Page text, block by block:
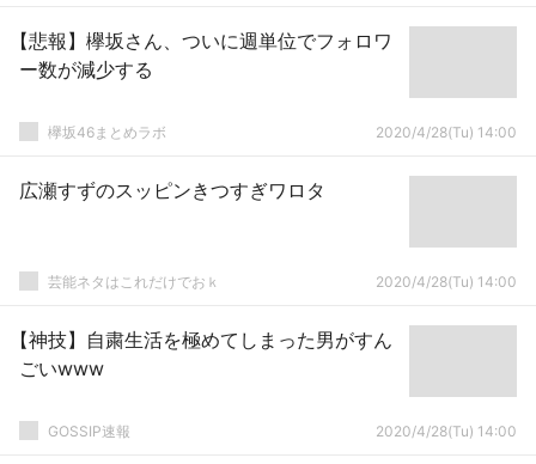
【悲報】欅坂さん、ついに週単位でフォロワ
ー数が減少する
欅坂46まとめラボ 2020/4/28(Tu) 14:00
広瀬すずのスッピンきつすぎワロタ
芸能ネタはこれだけでおｋ 2020/4/28(Tu) 14:00
【神技】自粛生活を極めてしまった男がすん
ごいwww
GOSSIP速報 2020/4/28(Tu) 14:00